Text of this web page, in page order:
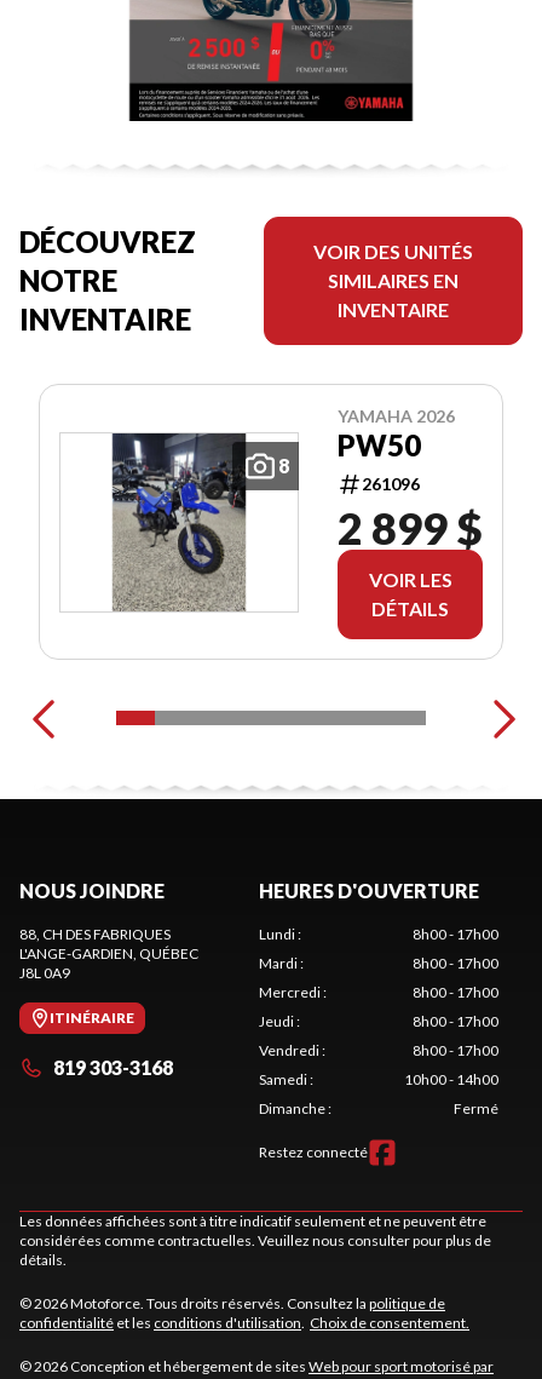
DÉCOUVREZ
NOTRE
INVENTAIRE
VOIR DES UNITÉS
SIMILAIRES EN
INVENTAIRE
8
YAMAHA 2026
PW50
261096
2 899 $
VOIR LES
DÉTAILS
NOUS JOINDRE
88, CH DES FABRIQUES
L'ANGE-GARDIEN, QUÉBEC
J8L 0A9
ITINÉRAIRE
819 303-3168
HEURES D'OUVERTURE
Lundi:
8h00 - 17h00
Mardi:
8h00 - 17h00
Mercredi:
8h00 - 17h00
Jeudi:
8h00 - 17h00
Vendredi:
8h00 - 17h00
Samedi:
10h00 - 14h00
Dimanche: Fermé
Restez connecté
Les données affichées sont à titre indicatif seulement et ne peuvent être
considérées comme contractuelles. Veuillez nous consulter pour plus de
détails.
© 2026 Motoforce. Tous droits réservés. Consultez la politique de
confidentialité et les conditions d'utilisation. Choix de consentement.
© 2026 Conception et hébergement de sites Web pour sport motorisé par